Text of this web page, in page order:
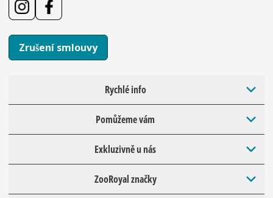
Zrušení smlouvy
Rychlé info
Pomůžeme vám
Exkluzivně u nás
ZooRoyal značky